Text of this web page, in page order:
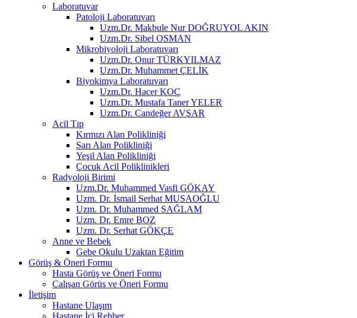
Laboratuvar
Patoloji Laboratuvarı
Uzm.Dr. Makbule Nur DOĞRUYOL AKIN
Uzm.Dr. Sibel OSMAN
Mikrobiyoloji Laboratuvarı
Uzm.Dr. Onur TÜRKYILMAZ
Uzm.Dr. Muhammet ÇELİK
Biyokimya Laboratuvarı
Uzm.Dr. Hacer KOÇ
Uzm.Dr. Mustafa Taner YELER
Uzm.Dr. Candeğer AVŞAR
Acil Tıp
Kırmızı Alan Polikliniği
Sarı Alan Polikliniği
Yeşil Alan Polikliniği
Çocuk Acil Poliklinikleri
Radyoloji Birimi
Uzm.Dr. Muhammed Vasfi GÖKAY
Uzm. Dr. İsmail Serhat MUSAOĞLU
Uzm. Dr. Muhammed SAĞLAM
Uzm. Dr. Emre BOZ
Uzm. Dr. Serhat GÖKÇE
Anne ve Bebek
Gebe Okulu Uzaktan Eğitim
Görüş & Öneri Formu
Hasta Görüş ve Öneri Formu
Çalışan Görüş ve Öneri Formu
İletişim
Hastane Ulaşım
Hastane İçi Rehber